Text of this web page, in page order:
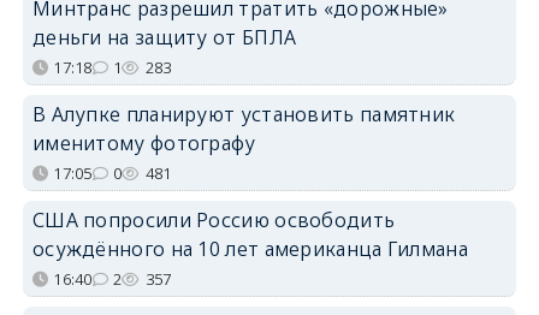
Минтранс разрешил тратить «дорожные»
деньги на защиту от БПЛА
17:18 1 283
В Алупке планируют установить памятник
именитому фотографу
17:05 0 481
США попросили Россию освободить
осуждённого на 10 лет американца Гилмана
16:40 2 357